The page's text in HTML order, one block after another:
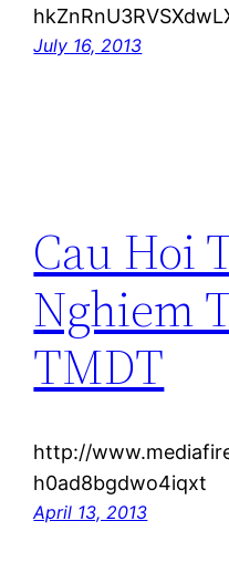
July 16, 2013
Cau Hoi
Nghiem
TMDT
http://
h0ad8bgdwo4iqxt
April 13, 2013